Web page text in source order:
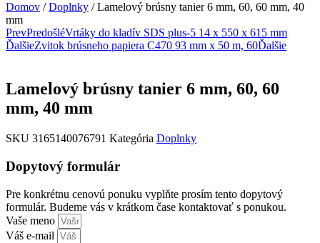
Domov /Doplnky / Lamelový brúsny tanier 6 mm, 60, 60 mm, 40
mm
PrevPredošléVrtáky do kladív SDS plus-5 14 x 550 x 615 mm
ĎalšieZvitok brúsneho papiera C470 93 mm x 50 m, 60Ďalšie
Lamelový brúsny tanier 6 mm, 60, 60
mm, 40 mm
SKU 3165140076791 Kategória Doplnky
Dopytový formulár
Pre konkrétnu cenovú ponuku vyplňte prosím tento dopytový
formulár. Budeme vás v krátkom čase kontaktovať s ponukou.
Vaše meno
Váš e-mail